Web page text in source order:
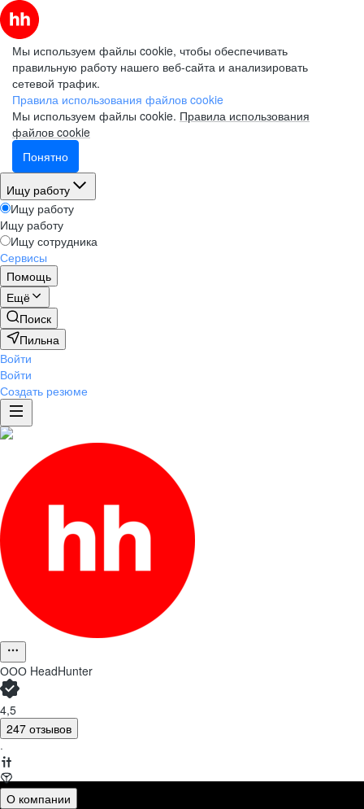
Мы используем файлы cookie, чтобы обеспечивать
правильную работу нашего веб-сайта и анализировать
сетевой трафик.
Правила использования файлов cookie
Мы используем файлы cookie. Правила использования
файлов cookie
Понятно
Ищу работу
Ищу работу
Ищу работу
Ищу сотрудника
Сервисы
Помощь
Ещё
Поиск
Пильна
Войти
Войти
Создать резюме
ООО HeadHunter
4,5
247 отзывов
·
О компании